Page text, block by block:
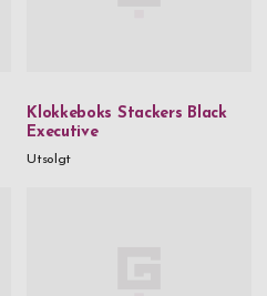
Klokkeboks Stackers Black
Executive
Utsolgt